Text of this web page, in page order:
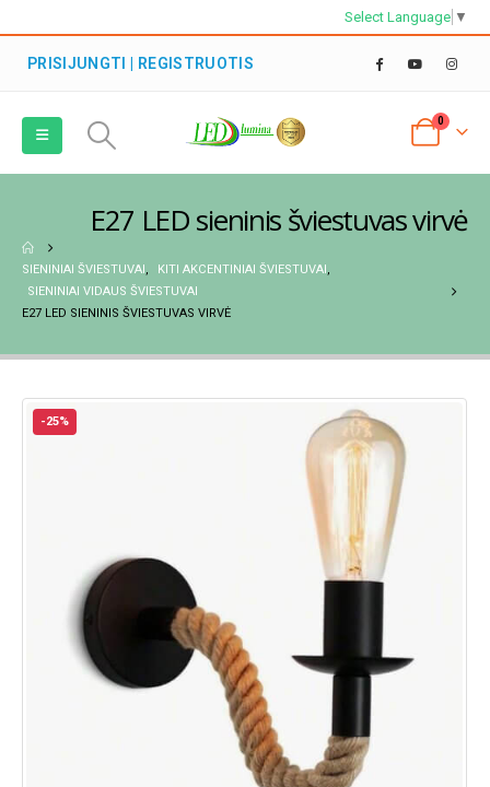
Select Language ▼
PRISIJUNGTI | REGISTRUOTIS
0
E27 LED sieninis šviestuvas virvė
SIENINIAI ŠVIESTUVAI KITI AKCENTINIAI ŠVIESTUVAI
SIENINIAI VIDAUS ŠVIESTUVAI
E27 LED SIENINIS ŠVIESTUVAS VIRVĖ
-25%